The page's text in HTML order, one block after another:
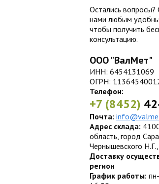
Остались вопросы?
нами любым
чтобы получить
консультацию.
ООО "ВалМет"
ИНН: 6454131069
ОГРН:
Телефон:
+7 (8452)
Почта:
Адрес склада:
область, город
Чернышевского
Доставку
регион
График работы: